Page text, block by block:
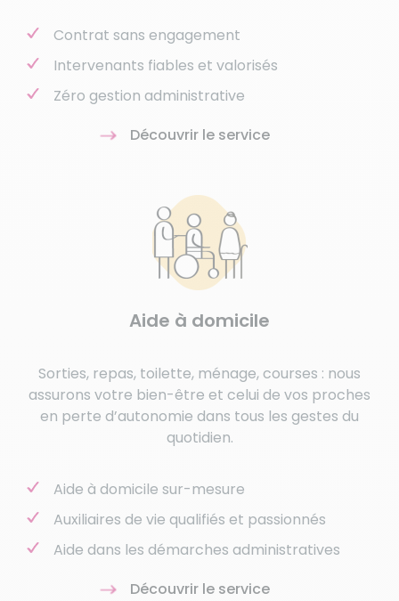
Contrat sans engagement
Intervenants fiables et valorisés
Zéro gestion administrative
Découvrir le service
Aide à domicile
Sorties, repas, toilette, ménage, courses : nous
assurons votre bien-être et celui de vos proches
en perte d’autonomie dans tous les gestes du
quotidien.
Aide à domicile sur-mesure
Auxiliaires de vie qualifiés et passionnés
Aide dans les démarches administratives
Découvrir le service